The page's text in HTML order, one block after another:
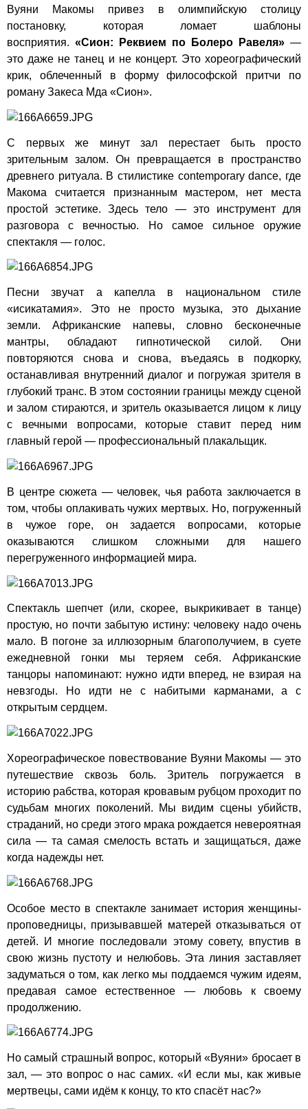
Вуяни Макомы привез в олимпийскую столицу
постановку, которая ломает шаблоны
восприятия. «Сион: Реквием по Болеро Равеля» —
это даже не танец и не концерт. Это хореографический
крик, облеченный в форму философской притчи по
роману Закеса Мда «Сион».
С первых же минут зал перестает быть просто
зрительным залом. Он превращается в пространство
древнего ритуала. В стилистике contemporary dance, где
Макома считается признанным мастером, нет места
простой эстетике. Здесь тело — это инструмент для
разговора с вечностью. Но самое сильное оружие
спектакля — голос.
Песни звучат а капелла в национальном стиле
«исикатамия». Это не просто музыка, это дыхание
земли. Африканские напевы, словно бесконечные
мантры, обладают гипнотической силой. Они
повторяются снова и снова, въедаясь в подкорку,
останавливая внутренний диалог и погружая зрителя в
глубокий транс. В этом состоянии границы между сценой
и залом стираются, и зритель оказывается лицом к лицу
с вечными вопросами, которые ставит перед ним
главный герой — профессиональный плакальщик.
В центре сюжета — человек, чья работа заключается в
том, чтобы оплакивать чужих мертвых. Но, погруженный
в чужое горе, он задается вопросами, которые
оказываются слишком сложными для нашего
перегруженного информацией мира.
Спектакль шепчет (или, скорее, выкрикивает в танце)
простую, но почти забытую истину: человеку надо очень
мало. В погоне за иллюзорным благополучием, в суете
ежедневной гонки мы теряем себя. Африканские
танцоры напоминают: нужно идти вперед, не взирая на
невзгоды. Но идти не с набитыми карманами, а с
открытым сердцем.
Хореографическое повествование Вуяни Макомы — это
путешествие сквозь боль. Зритель погружается в
историю рабства, которая кровавым рубцом проходит по
судьбам многих поколений. Мы видим сцены убийств,
страданий, но среди этого мрака рождается невероятная
сила — та самая смелость встать и защищаться, даже
когда надежды нет.
Особое место в спектакле занимает история женщины-
проповедницы, призывавшей матерей отказываться от
детей. И многие последовали этому совету, впустив в
свою жизнь пустоту и нелюбовь. Эта линия заставляет
задуматься о том, как легко мы поддаемся чужим идеям,
предавая самое естественное — любовь к своему
продолжению.
Но самый страшный вопрос, который «Вуяни» бросает в
зал, — это вопрос о нас самих. «И если мы, как живые
мертвецы, сами идём к концу, то кто спасёт нас?»